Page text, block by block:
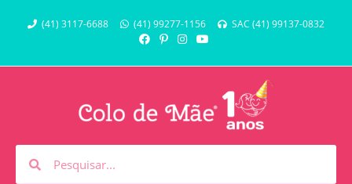
(41) 3117-6688 (41) 99277-1156 SAC (41) 99137-0832